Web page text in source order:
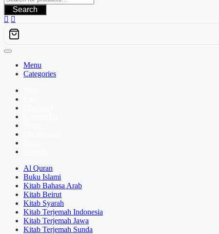
Search
Menu
Categories
Al Quran
Buku Islami
Kitab Bahasa Arab
Kitab Beirut
Kitab Syarah
Kitab Terjemah Indonesia
Kitab Terjemah Jawa
Kitab Terjemah Sunda